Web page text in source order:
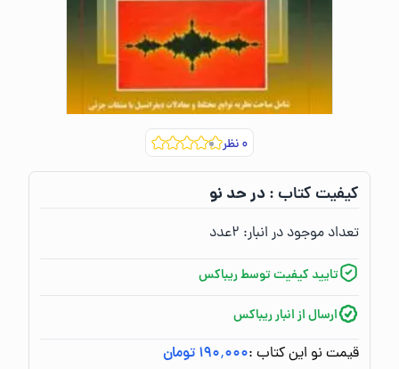
۰نظر
کیفیت کتاب :‌در حد نو
تعداد موجود در انبار:‌ ۲عدد
تایید کیفیت توسط ریباکس
ارسال از انبار ریباکس
قیمت نو این کتاب :۱۹۰٬۰۰۰ تومان